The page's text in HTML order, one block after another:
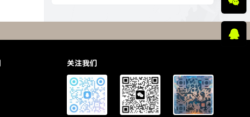
关注我们